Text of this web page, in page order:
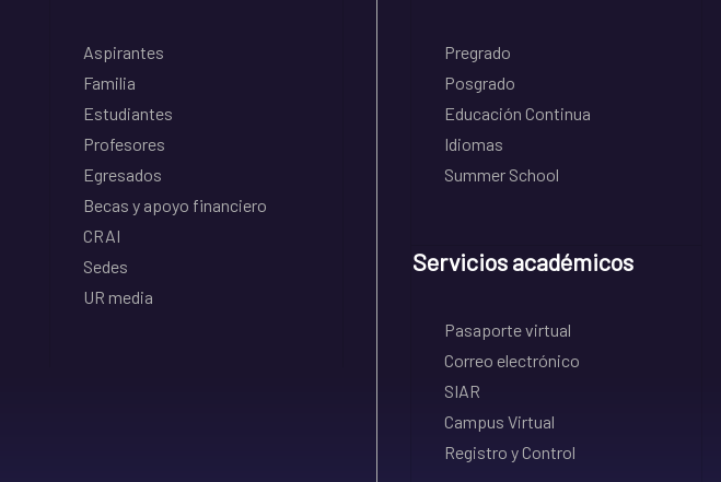
Aspirantes
Familia
Estudiantes
Profesores
Egresados
Becas y apoyo financiero
CRAI
Sedes
UR media
Pregrado
Posgrado
Educación Continua
Idiomas
Summer School
Servicios académicos
Pasaporte virtual
Correo electrónico
SIAR
Campus Virtual
Registro y Control